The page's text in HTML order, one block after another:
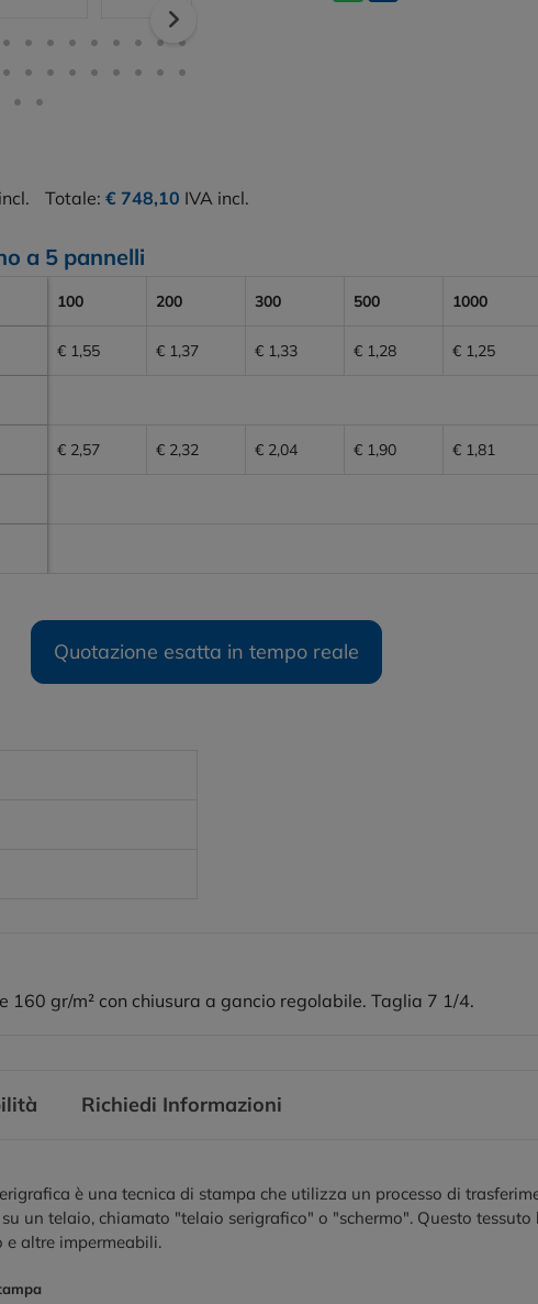
Totale: € 748,10 IVA incl.
a 5 pannelli
100 200 300 500 1000
€ 1,55 € 1,37 € 1,33 € 1,28 € 1,25
€ 2,57 € 2,32 € 2,04 € 1,90 € 1,81
Quotazione esatta in tempo reale
gr/m² con chiusura a gancio regolabile. Taglia 7 1/4.
Richiedi Informazioni
è una tecnica di stampa che utilizza un processo di
un telaio, chiamato "telaio serigrafico" o "schermo". Questo
e altre impermeabili.